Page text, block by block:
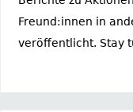
Freund:innen in
veröffentlicht. Stay